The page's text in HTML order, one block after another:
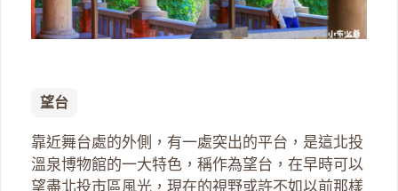
望台
靠近舞台處的外側，有一處突出的平台，是這北投
溫泉博物館的一大特色，稱作為望台，在早時可以
望盡北投市區風光，現在的視野或許不如以前那樣